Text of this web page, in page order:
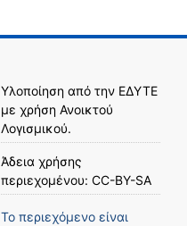
Υλοποίηση από την ΕΔΥΤΕ
με χρήση Ανοικτού
Λογισμικού.
Άδεια χρήσης
περιεχομένου: CC-BY-SA
Το περιεχόμενο είναι